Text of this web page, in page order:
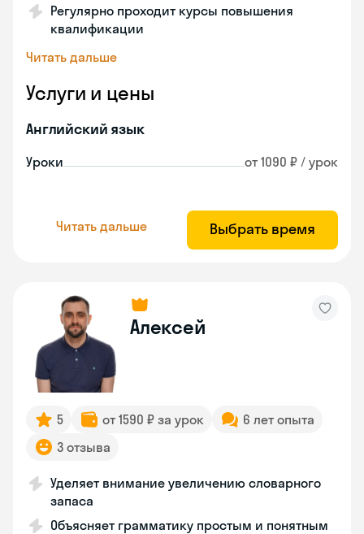
Регулярно проходит курсы повышения
квалификации
Читать дальше
Услуги и цены
Английский язык
Уроки от 1090 ₽ / урок
Читать дальше Выбрать время
Алексей
5 от 1590 ₽ за урок
6 лет опыта
3 отзыва
Уделяет внимание увеличению словарного
запаса
Объясняет грамматику простым и понятным